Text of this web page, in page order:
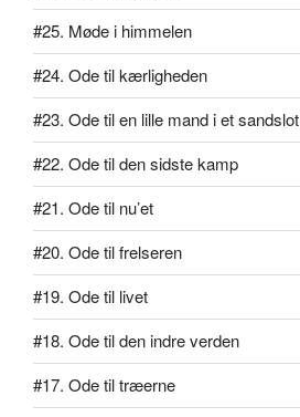
#25. Møde i himmelen
#24. Ode til kærligheden
#23. Ode til en lille mand i et sandslot
#22. Ode til den sidste kamp
#21. Ode til nu’et
#20. Ode til frelseren
#19. Ode til livet
#18. Ode til den indre verden
#17. Ode til træerne